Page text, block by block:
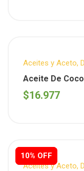
Aceites y Aceto,
Aceite De
Ml.
$16.977
10% OFF
10% OFF
Aceites y Aceto,